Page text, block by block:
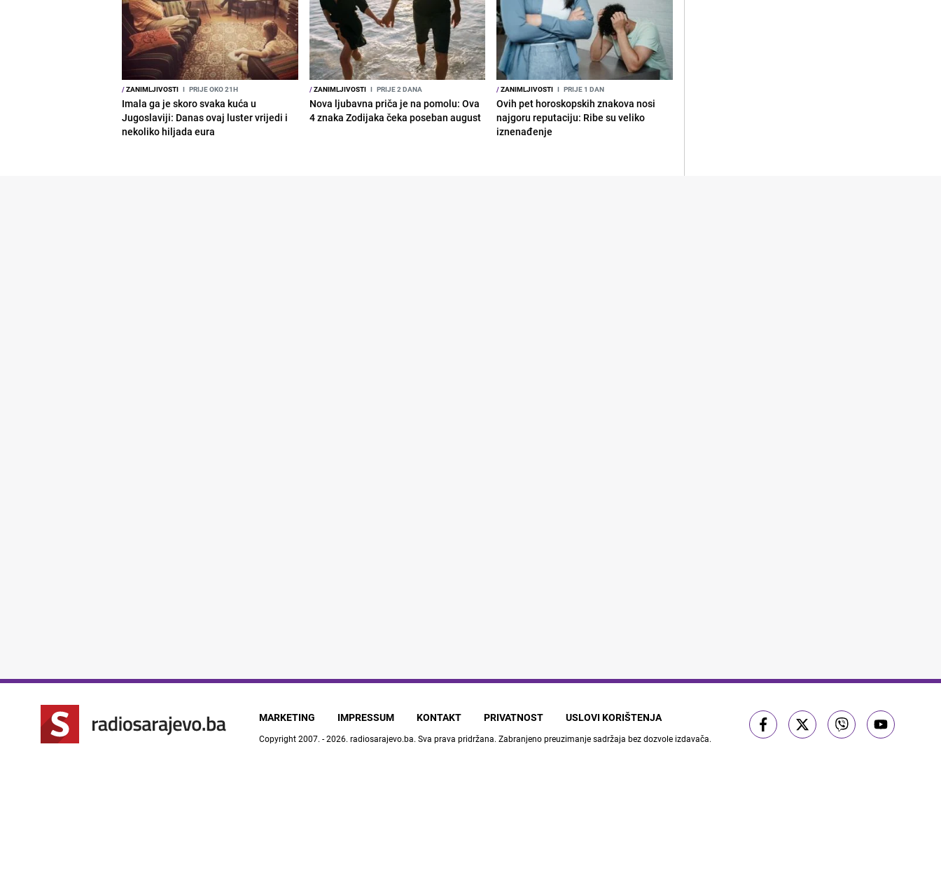
/ZANIMLJIVOSTI I PRIJE OKO 21H
Imala ga je skoro svaka kuća u
Jugoslaviji: Danas ovaj luster vrijedi i
nekoliko hiljada eura
/ZANIMLJIVOSTI I PRIJE 2 DANA
Nova ljubavna priča je na pomolu: Ova
4 znaka Zodijaka čeka poseban august
/ZANIMLJIVOSTI I PRIJE 1 DAN
Ovih pet horoskopskih znakova nosi
najgoru reputaciju: Ribe su veliko
iznenađenje
MARKETING IMPRESSUM KONTAKT PRIVATNOST USLOVI KORIŠTENJA
Copyright 2007. - 2026. radiosarajevo.ba. Sva prava pridržana. Zabranjeno preuzimanje sadržaja bez dozvole izdavača.